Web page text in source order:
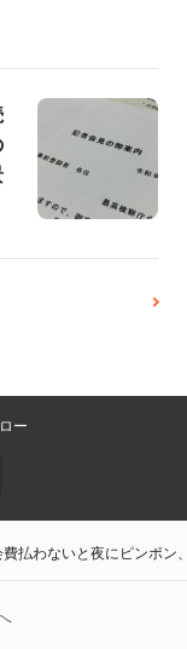
ー
払わないと夜にピンポン